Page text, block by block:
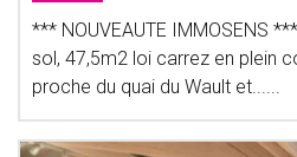
*** NOUVEAUTE IMMOSENS
sol, 47,5m2 loi carrez en plein
proche du quai du Wault et......